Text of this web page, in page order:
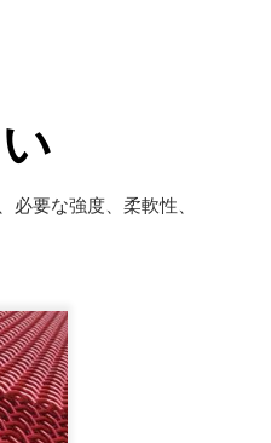
要な強度、柔軟性、